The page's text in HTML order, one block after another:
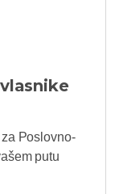
Poslovno-
putu